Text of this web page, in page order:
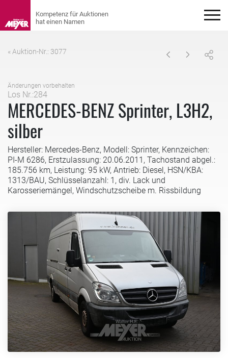
« Auktion-Nr.: 3077
Änderungen vorbehalten
Los Nr.:284
MERCEDES-BENZ Sprinter, L3H2,
silber
Hersteller: Mercedes-Benz, Modell: Sprinter, Kennzeichen:
PI-M 6286, Erstzulassung: 20.06.2011, Tachostand abgel.:
185.756 km, Leistung: 95 kW, Antrieb: Diesel, HSN/KBA:
1313/BAU, Schlüsselanzahl: 1, div. Lack und
Karosseriemängel, Windschutzscheibe m. Rissbildung